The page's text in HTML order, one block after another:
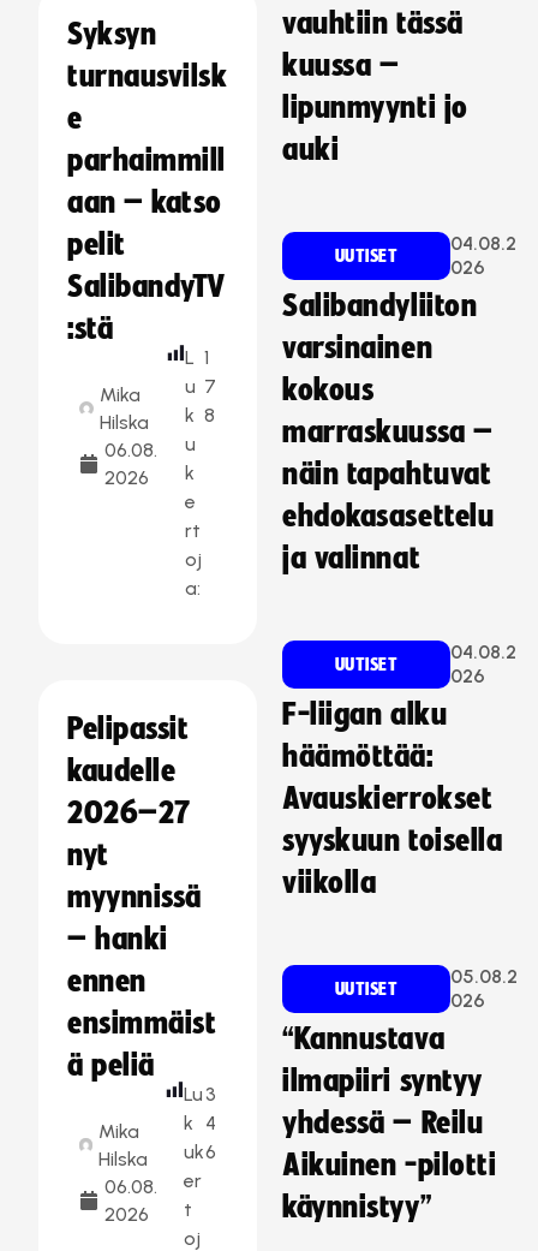
Syksyn
turnausvilsk
e
parhaimmill
aan – katso
pelit
SalibandyTV
:stä
Mika
Hilska
06.08.
2026
L
u
k
u
k
e
rt
oj
a:
1
7
8
Pelipassit
kaudelle
2026–27
nyt
myynnissä
– hanki
ennen
ensimmäist
ä peliä
Mika
Hilska
06.08.
2026
Lu
k
uk
er
t
oj
3
4
6
vauhtiin tässä
kuussa –
lipunmyynti jo
auki
UUTISET
04.08.2
026
Salibandyliiton
varsinainen
kokous
marraskuussa –
näin tapahtuvat
ehdokasasettelu
ja valinnat
UUTISET
04.08.2
026
F-liigan alku
häämöttää:
Avauskierrokset
syyskuun toisella
viikolla
UUTISET
05.08.2
026
“Kannustava
ilmapiiri syntyy
yhdessä – Reilu
Aikuinen -pilotti
käynnistyy”